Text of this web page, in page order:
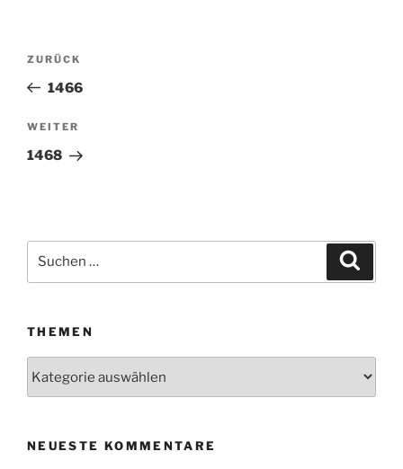
Beitragsnavigation
Vorheriger
Beitrag
ZURÜCK
1466
Nächster
Beitrag
WEITER
1468
Suchen
THEMEN
NEUESTE KOMMENTARE